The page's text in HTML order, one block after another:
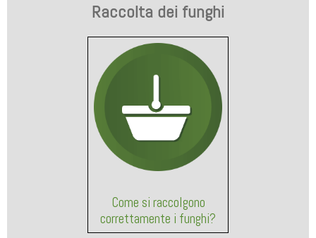
Raccolta dei funghi
Come si raccolgono
correttamente i funghi?